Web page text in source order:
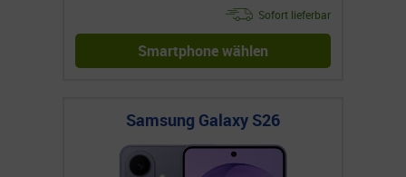
Sofort lieferbar
Smartphone wählen
Samsung Galaxy S26